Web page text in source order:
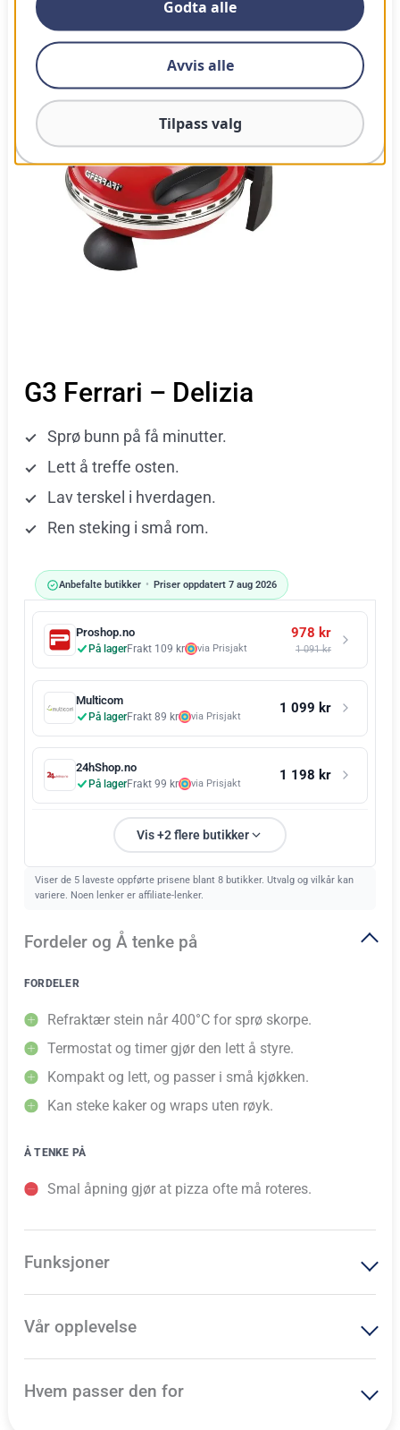
Vår vurdering
G3 Ferrari – Delizia
Sprø bunn på få minutter.
Lett å treffe osten.
Lav terskel i hverdagen.
Ren steking i små rom.
Anbefalte butikker • Priser oppdatert 7 aug 2026
Proshop.no
På lagerFrakt 109 kr via Prisjakt
978 kr
1 091 kr
Multicom
På lagerFrakt 89 kr via Prisjakt 1 099 kr
24hShop.no
På lagerFrakt 99 kr via Prisjakt 1 198 kr
Vis +2 flere butikker
Viser de 5 laveste oppførte prisene blant 8 butikker. Utvalg og vilkår kan
variere. Noen lenker er affiliate-lenker.
Fordeler og Å tenke på
FORDELER
Refraktær stein når 400°C for sprø skorpe.
Termostat og timer gjør den lett å styre.
Kompakt og lett, og passer i små kjøkken.
Kan steke kaker og wraps uten røyk.
Å TENKE PÅ
Smal åpning gjør at pizza ofte må roteres.
Funksjoner
Vår opplevelse
Hvem passer den for
Godta alle
Avvis alle
Tilpass valg